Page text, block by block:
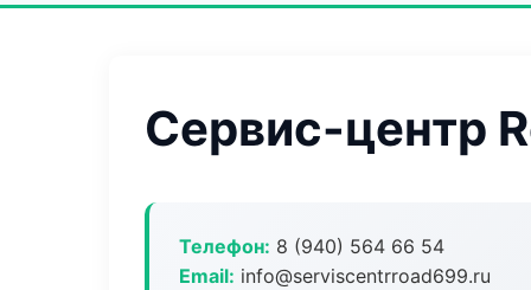
Сервис-центр
Телефон: 8 (940) 564 66 54
Email: info@serviscentrroad699.ru